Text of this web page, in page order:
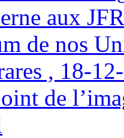
aux
de nos
, 18-
de